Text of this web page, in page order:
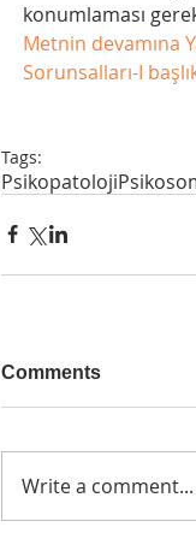
konumlaması
Metnin devamına
Sorunsalları-I
Tags:
Psikopatoloji
Comments
Write a comment...